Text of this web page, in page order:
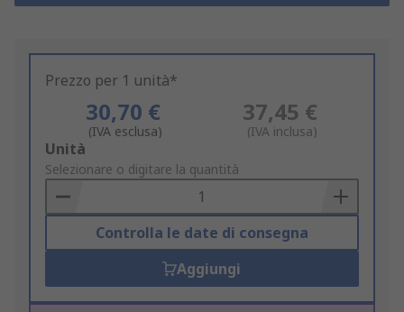
Prezzo per 1 unità*
30,70 €
(IVA esclusa)
37,45 €
(IVA inclusa)
Add
to
Basket
Unità
Selezionare o digitare la quantità
Controlla le date di consegna
Aggiungi